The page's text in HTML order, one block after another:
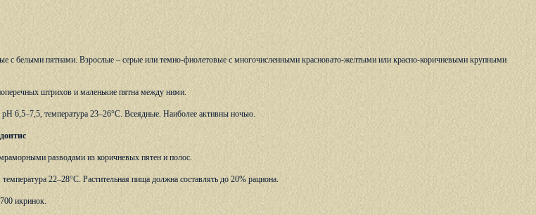
с белыми пятнами. Взрослые – серые или темно-фиолетовые с многочисленными красновато-желтыми или красно-коричневыми крупными
штрихов и маленькие пятна между ними.
6,5–7,5, температура 23–26°С. Всеядные. Наиболее активны ночью.
разводами из коричневых пятен и полос.
22–28°С. Растительная пища должна составлять до 20% рациона.
икринок.